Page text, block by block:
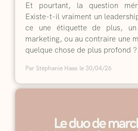
Et pourtant, la question
Existe-t-il vraiment un
ce une étiquette de plus,
marketing, ou au contraire une
quelque chose de plus profond ?
Par Stéphanie Haas le 30/04/26